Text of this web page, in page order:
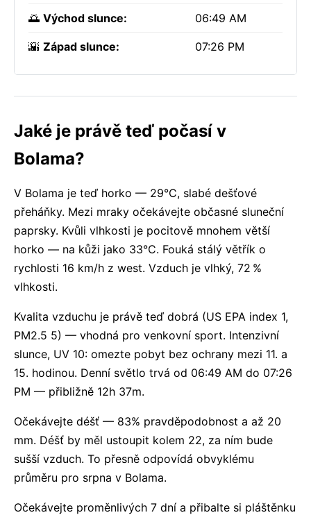
🌅 Východ slunce: 06:49 AM
🌇 Západ slunce: 07:26 PM
Jaké je právě teď počasí v
Bolama?
V Bolama je teď horko — 29°C, slabé dešťové
přeháňky. Mezi mraky očekávejte občasné sluneční
paprsky. Kvůli vlhkosti je pocitově mnohem větší
horko — na kůži jako 33°C. Fouká stálý větřík o
rychlosti 16 km/h z west. Vzduch je vlhký, 72 %
vlhkosti.
Kvalita vzduchu je právě teď dobrá (US EPA index 1,
PM2.5 5) — vhodná pro venkovní sport. Intenzivní
slunce, UV 10: omezte pobyt bez ochrany mezi 11. a
15. hodinou. Denní světlo trvá od 06:49 AM do 07:26
PM — přibližně 12h 37m.
Očekávejte déšť — 83% pravděpodobnost a až 20
mm. Déšť by měl ustoupit kolem 22, za ním bude
sušší vzduch. To přesně odpovídá obvyklému
průměru pro srpna v Bolama.
Očekávejte proměnlivých 7 dní a přibalte si pláštěnku